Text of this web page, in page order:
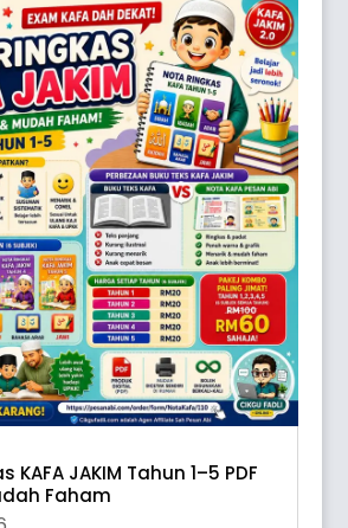
KAFA JAKIM Tahun 1–5 PDF
Faham